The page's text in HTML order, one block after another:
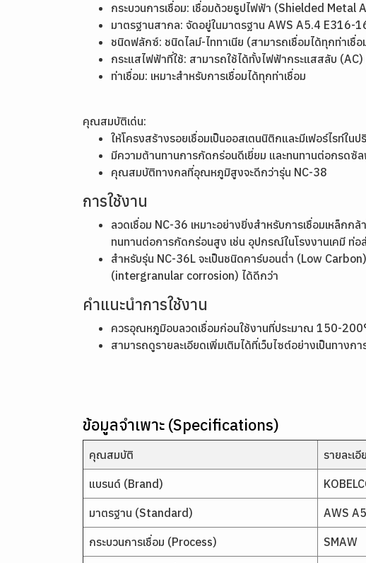
กระบวนการเชื่อม: เชื่อมด้วยธูปไฟฟ้า (Shielded Metal
มาตรฐานสากล: จัดอยู่ในมาตรฐาน AWS A5.4 E316-
ชนิดฟลักซ์: ชนิดไลม์-ไททาเนีย (สามารถเชื่อมได้ทุกท่าเชื่อ
กระแสไฟฟ้าที่ใช้: สามารถใช้ได้ทั้งไฟฟ้ากระแสสลับ
ท่าเชื่อม: เหมาะสำหรับการเชื่อมได้ทุกท่าเชื่อม
คุณสมบัติเด่น:
ให้โครงสร้างรอยเชื่อมเป็นออสเตนนิติกและมีเฟอร์ไรท์ใ
มีความต้านทานการกัดกร่อนดีเยี่ยม และทนทานต่อกรดซัล
คุณสมบัติทางกลที่อุณหภูมิสูงจะดีกว่ารุ่น NC-38
การใช้งาน
ลวดเชื่อม NC-36 เหมาะอย่างยิ่งสำหรับการเชื่อมเหล็ก
ทนทานต่อการกัดกร่อนสูง เช่น อุปกรณ์ในโรงงานเคมี
สำหรับรุ่น NC-36L จะเป็นชนิดคาร์บอนต่ำ (Low
(intergranular corrosion) ได้ดีกว่า
คำแนะนำการใช้งาน
ควรอุณหภูมิอบลวดเชื่อมก่อนใช้งานที่ประมาณ 150-
สามารถดูรายละเอียดเพิ่มเติมได้ที่เว็บไซต์อย่างเป็นทางกา
ข้อมูลจำเพาะ (Specifications)
คุณสมบัติ รายละเอี
แบรนด์ (Brand)
มาตรฐาน (Standard) AWS
กระบวนการเชื่อม (Process) SMAW